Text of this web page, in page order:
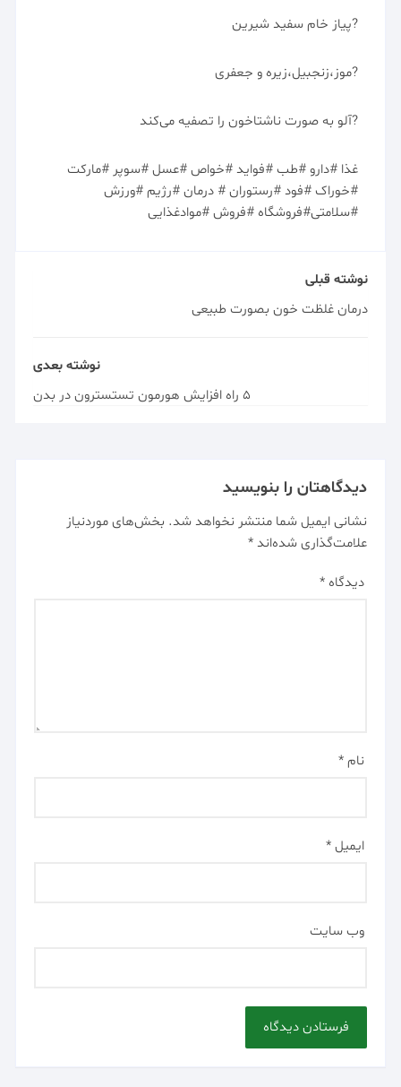
?پیاز خام سفید شیرین
?موز،زنجبیل،زیره و جعفری
?آلو به صورت ناشتاخون را تصفیه می‌کند
غذا #دارو #طب #فواید #خواص #عسل #سوپر #مارکت
#خوراک #فود #رستوران # درمان #رژیم #ورزش
#سلامتی#فروشگاه #فروش #موادغذایی
نوشته قبلی
درمان غلظت خون بصورت طبیعی
نوشته بعدی
5 راه افزایش هورمون تستسترون در بدن
دیدگاهتان را بنویسید
نشانی ایمیل شما منتشر نخواهد شد. بخش‌های موردنیاز
علامت‌گذاری شده‌اند*
دیدگاه*
نام*
ایمیل*
وب‌ سایت